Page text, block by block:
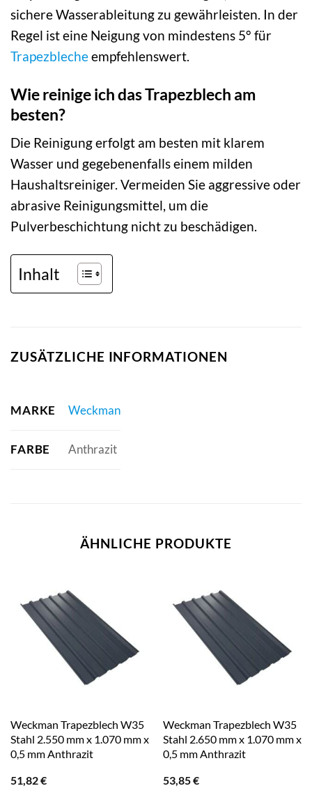
sichere Wasserableitung zu gewährleisten. In der
Regel ist eine Neigung von mindestens 5° für
Trapezblecheempfehlenswert.
Wie reinige ich das Trapezblech am
besten?
Die Reinigung erfolgt am besten mit klarem
Wasser und gegebenenfalls einem milden
Haushaltsreiniger. Vermeiden Sie aggressive oder
abrasive Reinigungsmittel, um die
Pulverbeschichtung nicht zu beschädigen.
Inhalt
ZUSÄTZLICHE INFORMATIONEN
MARKE Weckman
FARBE Anthrazit
ÄHNLICHE PRODUKTE
Weckman Trapezblech W35
Stahl 2.550 mm x 1.070 mm x
0,5 mm Anthrazit
51,82€
Weckman Trapezblech W35
Stahl 2.650 mm x 1.070 mm x
0,5 mm Anthrazit
53,85€